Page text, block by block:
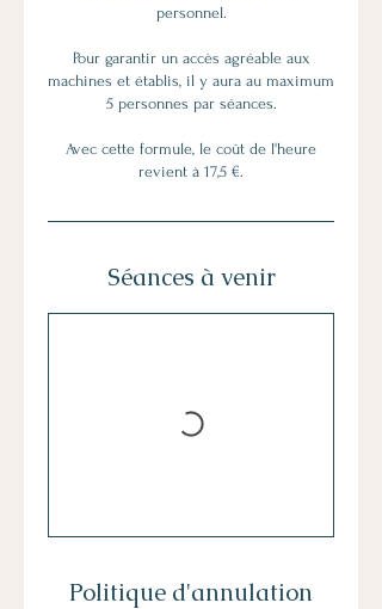
personnel.
Pour garantir un accès agréable aux
machines et établis, il y aura au maximum
5 personnes par séances.
Avec cette formule, le coût de l'heure
revient à 17,5 €.
Séances à venir
Politique d'annulation